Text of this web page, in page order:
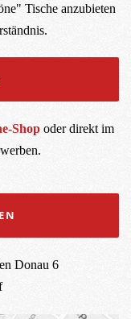
Tische anzubieten
Shop oder direkt im
Donau 6